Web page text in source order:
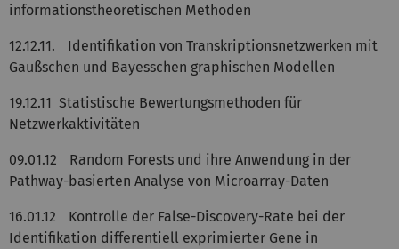
informationstheoretischen Methoden
12.12.11.
Identifikation von Transkriptionsnetzwerken mit
Gaußschen und Bayesschen graphischen Modellen
19.12.11 Statistische Bewertungsmethoden für
Netzwerkaktivitäten
09.01.12
Random Forests und ihre Anwendung in der
Pathway-basierten Analyse von Microarray-Daten
16.01.12
Kontrolle der False-Discovery-Rate bei der
Identifikation differentiell exprimierter Gene in